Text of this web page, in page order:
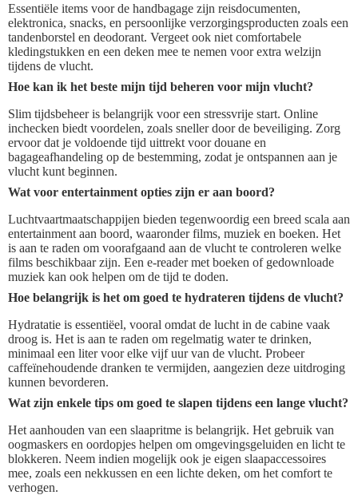
Essentiële items voor de handbagage zijn reisdocumenten,
elektronica, snacks, en persoonlijke verzorgingsproducten zoals een
tandenborstel en deodorant. Vergeet ook niet comfortabele
kledingstukken en een deken mee te nemen voor extra welzijn
tijdens de vlucht.
Hoe kan ik het beste mijn tijd beheren voor mijn vlucht?
Slim tijdsbeheer is belangrijk voor een stressvrije start. Online
inchecken biedt voordelen, zoals sneller door de beveiliging. Zorg
ervoor dat je voldoende tijd uittrekt voor douane en
bagageafhandeling op de bestemming, zodat je ontspannen aan je
vlucht kunt beginnen.
Wat voor entertainment opties zijn er aan boord?
Luchtvaartmaatschappijen bieden tegenwoordig een breed scala aan
entertainment aan boord, waaronder films, muziek en boeken. Het
is aan te raden om voorafgaand aan de vlucht te controleren welke
films beschikbaar zijn. Een e-reader met boeken of gedownloade
muziek kan ook helpen om de tijd te doden.
Hoe belangrijk is het om goed te hydrateren tijdens de vlucht?
Hydratatie is essentiëel, vooral omdat de lucht in de cabine vaak
droog is. Het is aan te raden om regelmatig water te drinken,
minimaal een liter voor elke vijf uur van de vlucht. Probeer
caffeïnehoudende dranken te vermijden, aangezien deze uitdroging
kunnen bevorderen.
Wat zijn enkele tips om goed te slapen tijdens een lange vlucht?
Het aanhouden van een slaapritme is belangrijk. Het gebruik van
oogmaskers en oordopjes helpen om omgevingsgeluiden en licht te
blokkeren. Neem indien mogelijk ook je eigen slaapaccessoires
mee, zoals een nekkussen en een lichte deken, om het comfort te
verhogen.